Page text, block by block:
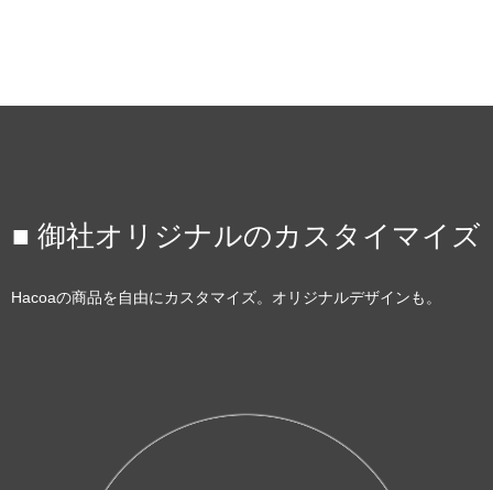
■ 御社オリジナルのカスタイマイズ
Hacoaの商品を自由にカスタマイズ。オリジナルデザインも。